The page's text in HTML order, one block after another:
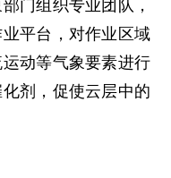
门组织专业团队，
平台，对作业区域
动等气象要素进行
剂，促使云层中的